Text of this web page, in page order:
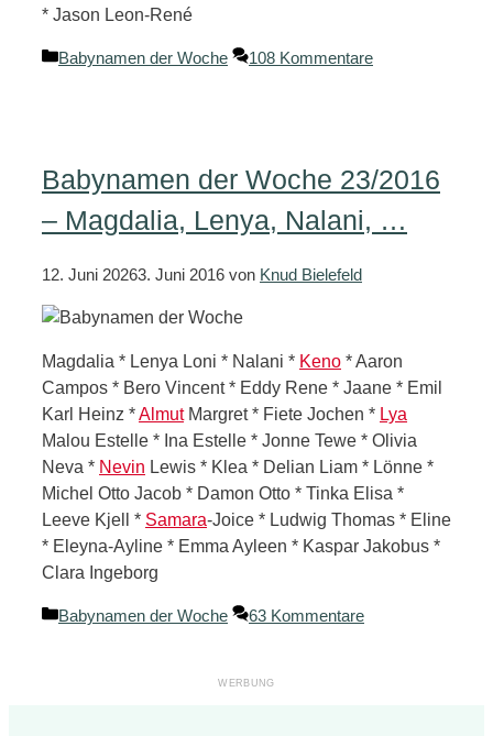
* Jason Leon-René
Kategorien
Babynamen der Woche 108 Kommentare
Babynamen der Woche 23/2016
– Magdalia, Lenya, Nalani, …
12. Juni 20263. Juni 2016 von Knud Bielefeld
Magdalia * Lenya Loni * Nalani * Keno * Aaron
Campos * Bero Vincent * Eddy Rene * Jaane * Emil
Karl Heinz *AlmutMargret * Fiete Jochen * Lya
Malou Estelle * Ina Estelle * Jonne Tewe * Olivia
Neva * Nevin Lewis * Klea * Delian Liam * Lönne *
Michel Otto Jacob * Damon Otto * Tinka Elisa *
Leeve Kjell * Samara-Joice * Ludwig Thomas * Eline
* Eleyna-Ayline * Emma Ayleen * Kaspar Jakobus *
Clara Ingeborg
Kategorien
Babynamen der Woche 63 Kommentare